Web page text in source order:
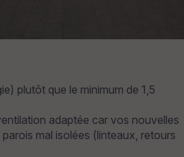
plutôt que le minimum de 1,5
adaptée car vos nouvelles
mal isolées (linteaux, retours